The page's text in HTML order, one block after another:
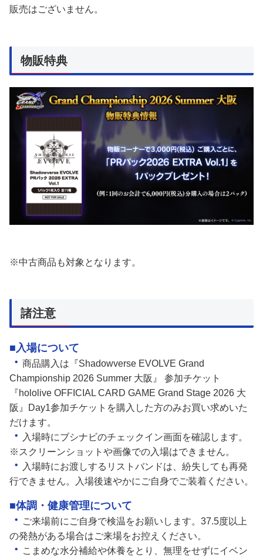
販売はございません。
物販特典
※中古商品も対象となります。
諸注意
■入場について
・ 商品購入は『Shadowverse EVOLVE Grand
Championship 2026 Summer 大阪』 参加チケット
『hololive OFFICIAL CARD GAME Grand Stage 2026 大
阪』Day1参加チケットを購入した方のみお買い求めいた
だけます。
・ 入場時にブシナビのチェックイン画面を確認します。
※スクリーンショットや画像での入場はできません。
・ 入場時にお渡しするリストバンドは、紛失しても再発
行できません。入場後速やかにご自身でご装着ください。
■体調・健康管理について
・ ご来場前にご自身で検温をお願いします。37.5度以上
の発熱がある場合はご来場をお控えください。
・ こまめな水分補給や休養をとり、無理をせずにイベン